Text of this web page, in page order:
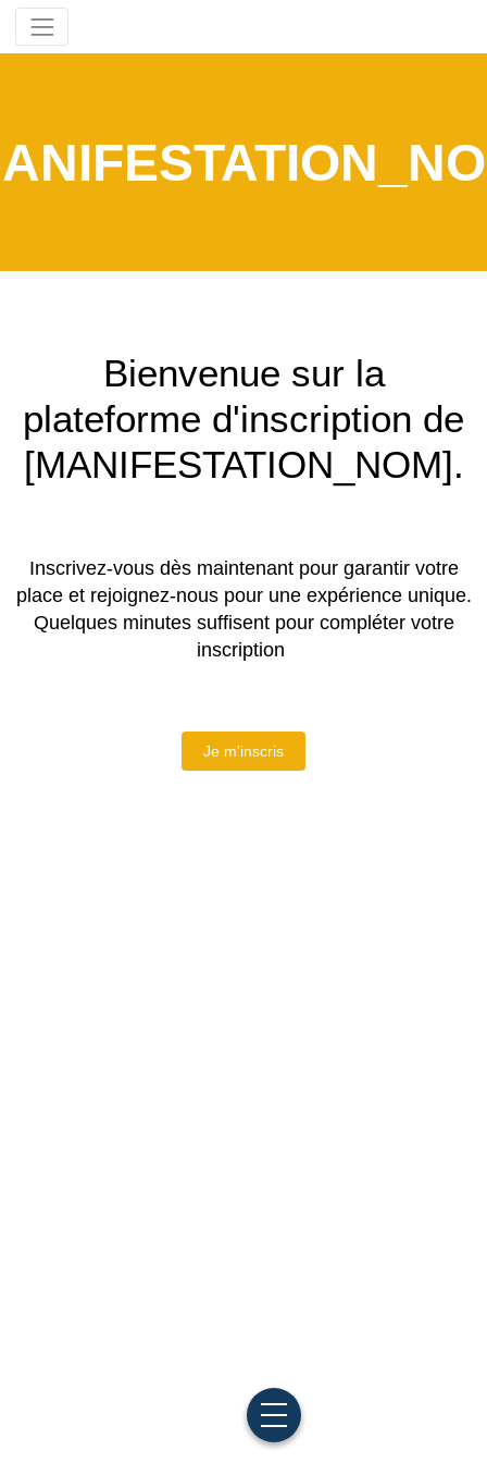
Bienvenue sur la
plateforme d'inscription de
[MANIFESTATION_NOM].
Inscrivez-vous dès maintenant pour garantir votre
place et rejoignez-nous pour une expérience unique.
Quelques minutes suffisent pour compléter votre
inscription
Je m'inscris